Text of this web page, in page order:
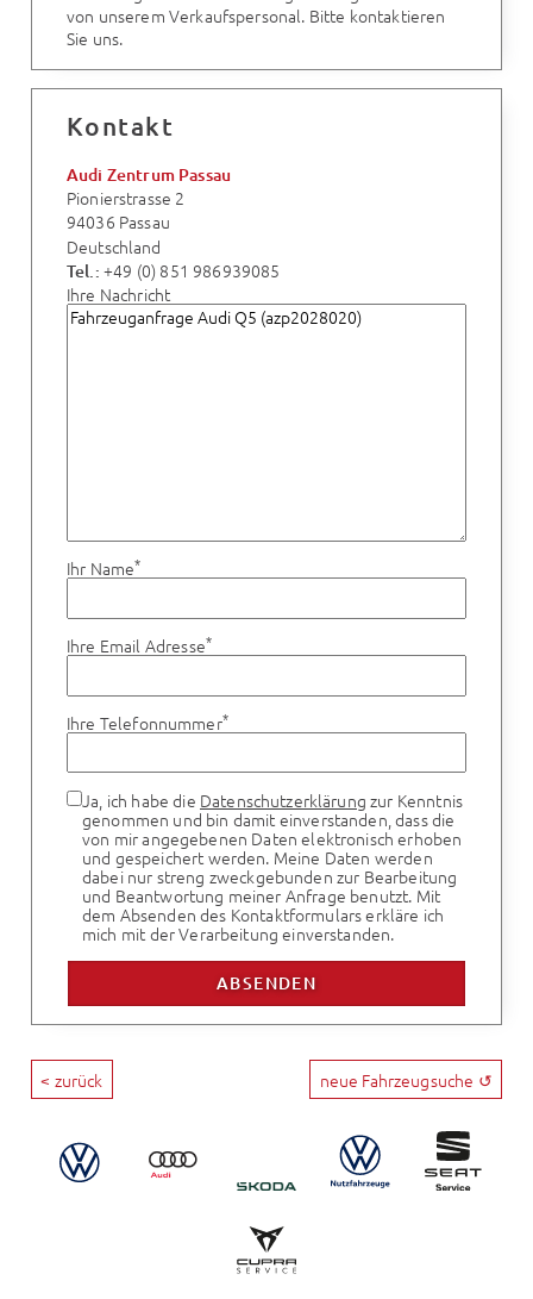
von unserem Verkaufspersonal. Bitte kontaktieren
Sie uns.
Kontakt
Audi Zentrum Passau
Pionierstrasse 2
94036 Passau
Deutschland
Tel.: +49 (0) 851 986939085
Ihre Nachricht
Ihr Name*
Ihre Email Adresse*
Ihre Telefonnummer*
Ja, ich habe die Datenschutzerklärung zur Kenntnis
genommen und bin damit einverstanden, dass die
von mir angegebenen Daten elektronisch erhoben
und gespeichert werden. Meine Daten werden
dabei nur streng zweckgebunden zur Bearbeitung
und Beantwortung meiner Anfrage benutzt. Mit
dem Absenden des Kontaktformulars erkläre ich
mich mit der Verarbeitung einverstanden.
< zurück neue Fahrzeugsuche ↺